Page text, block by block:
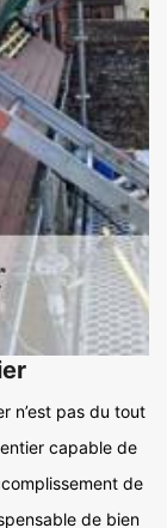
n’est pas du tout
capable de
de
de bien